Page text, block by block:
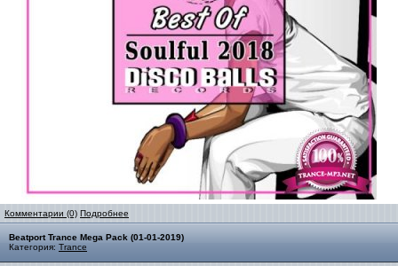
Комментарии (0) Подробнее
Beatport Trance Mega Pack (01-01-2019)
Категория: Trance